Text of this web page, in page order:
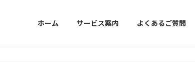
ホーム サービス案内 よくあるご質問